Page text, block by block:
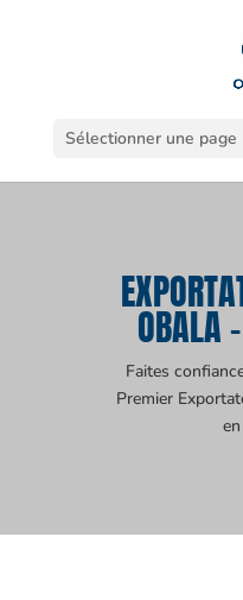
Sélectionner une page
OBALA
Faites
Premier